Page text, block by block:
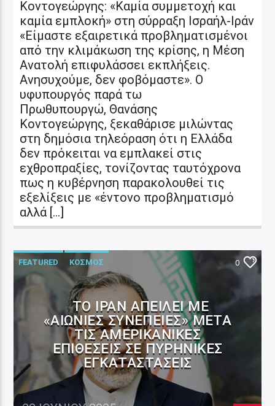
Κοντογεώργης: «Καμία συμμετοχή και
καμία εμπλοκή» στη σύρραξη Ισραήλ-Ιράν
«Είμαστε εξαιρετικά προβληματισμένοι
από την κλιμάκωση της κρίσης, η Μέση
Ανατολή επιφυλάσσει εκπλήξεις.
Ανησυχούμε, δεν φοβόμαστε». Ο
υφυπουργός παρά τω
Πρωθυπουργώ, Θανάσης
Κοντογεώργης, ξεκαθάρισε μιλώντας
στη δημόσια τηλεόραση ότι η Ελλάδα
δεν πρόκειται να εμπλακεί στις
εχθροπραξίες, τονίζοντας ταυτόχρονα
πως η κυβέρνηση παρακολουθεί τις
εξελίξεις με «έντονο προβληματισμό
αλλά […]
FEATURED ΚΟΣΜΟΣ 0
ΤΟ ΙΡΆΝ ΑΠΕΙΛΕΊ ΜΕ
«ΑΙΏΝΙΕΣ ΣΥΝΈΠΕΙΕΣ» ΜΕΤΆ
ΤΙΣ ΑΜΕΡΙΚΑΝΙΚΈΣ
ΕΠΙΘΈΣΕΙΣ ΣΕ ΠΥΡΗΝΙΚΈΣ
ΕΓΚΑΤΑΣΤΆΣΕΙΣ